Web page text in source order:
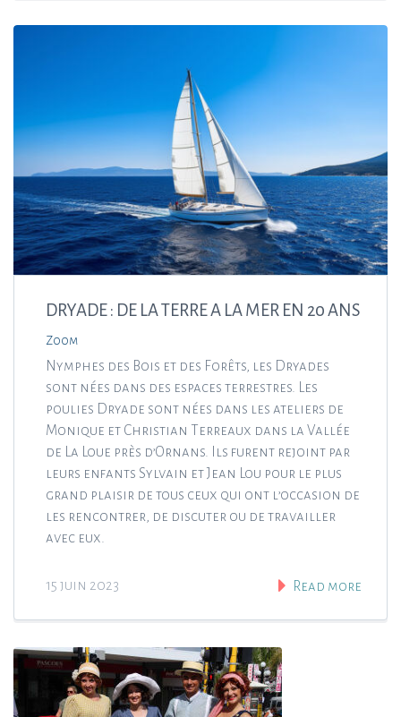
DRYADE : DE LA TERRE A LA MER EN 20 ANS
Zoom
Nymphes des Bois et des Forêts, les Dryades
sont nées dans des espaces terrestres. Les
poulies Dryade sont nées dans les ateliers de
Monique et Christian Terreaux dans la Vallée
de La Loue près d’Ornans. Ils furent rejoint par
leurs enfants Sylvain et Jean Lou pour le plus
grand plaisir de tous ceux qui ont l’occasion de
les rencontrer, de discuter ou de travailler
avec eux.
15 juin 2023 Read more